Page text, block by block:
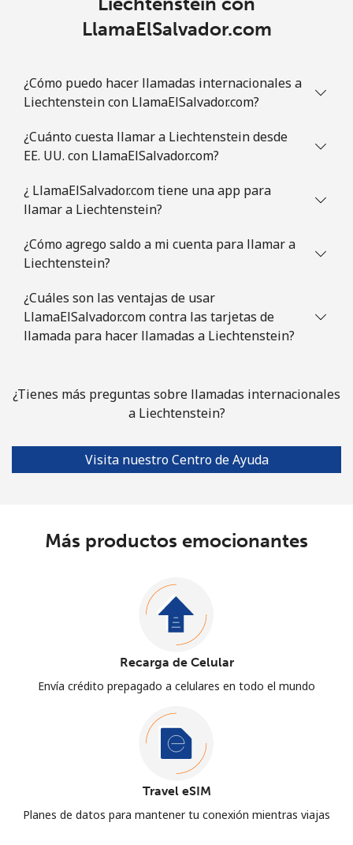
LlamaElSalvador.com
¿Cómo puedo hacer llamadas internacionales a
Liechtenstein con LlamaElSalvador.com?
¿Cuánto cuesta llamar a Liechtenstein desde
EE. UU. con LlamaElSalvador.com?
¿ LlamaElSalvador.com tiene una app para
llamar a Liechtenstein?
¿Cómo agrego saldo a mi cuenta para llamar a
Liechtenstein?
¿Cuáles son las ventajas de usar
LlamaElSalvador.com contra las tarjetas de
llamada para hacer llamadas a Liechtenstein?
¿Tienes más preguntas sobre llamadas internacionales
a Liechtenstein?
Visita nuestro Centro de Ayuda
Más productos emocionantes
Recarga de Celular
Envía crédito prepagado a celulares en todo el mundo
Travel eSIM
Planes de datos para mantener tu conexión mientras viajas